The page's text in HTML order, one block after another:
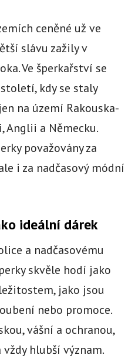
ceněné už ve
slávu zažily v
Ve šperkařství se
kdy se staly
na území Rakouska-
Anglii a Německu.
považovány za
i za nadčasový módní
ideální dárek
a nadčasovému
skvěle hodí jako
jako jsou
nebo promoce.
vášní a ochranou,
hlubší význam.